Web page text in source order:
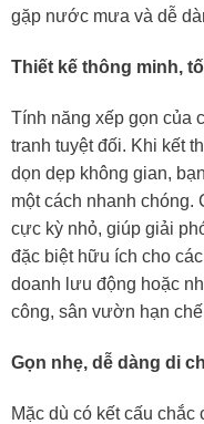
gặp nước mưa và dễ
Thiết kế thông minh,
Tính năng xếp gọn của
tranh tuyệt đối. Khi kết
dọn dẹp không gian,
một cách nhanh chóng.
cực kỳ nhỏ, giúp giải
đặc biệt hữu ích cho
doanh lưu động hoặc
công, sân vườn hạn
Gọn nhẹ, dễ dàng di
Mặc dù có kết cấu